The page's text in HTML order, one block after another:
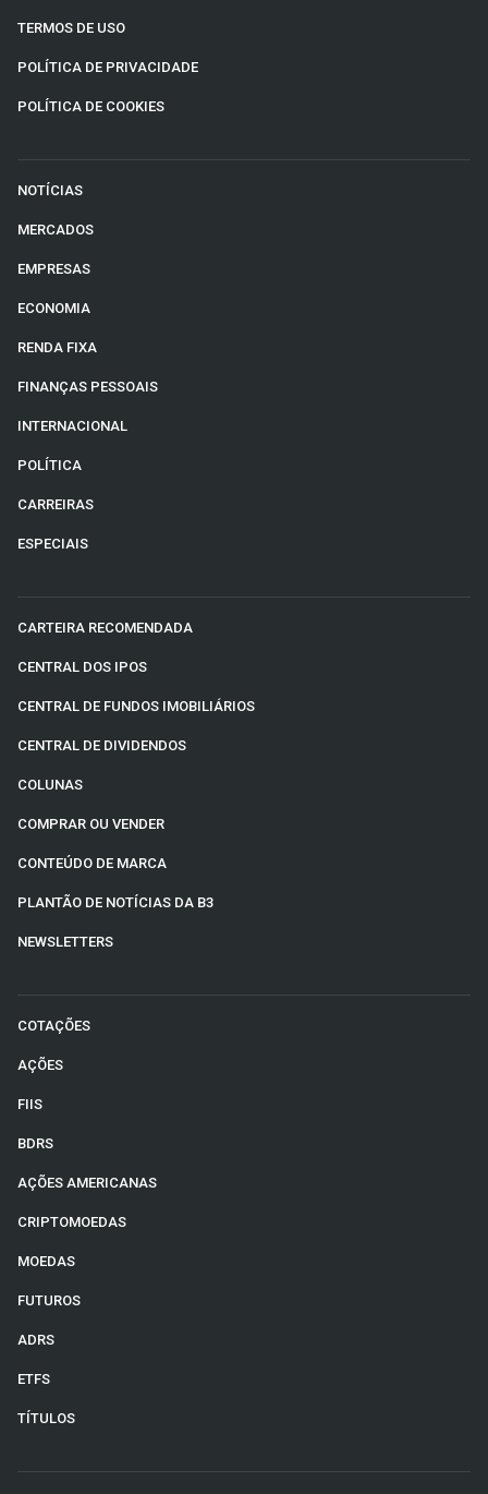
TERMOS DE USO
POLÍTICA DE PRIVACIDADE
POLÍTICA DE COOKIES
NOTÍCIAS
MERCADOS
EMPRESAS
ECONOMIA
RENDA FIXA
FINANÇAS PESSOAIS
INTERNACIONAL
POLÍTICA
CARREIRAS
ESPECIAIS
CARTEIRA RECOMENDADA
CENTRAL DOS IPOS
CENTRAL DE FUNDOS IMOBILIÁRIOS
CENTRAL DE DIVIDENDOS
COLUNAS
COMPRAR OU VENDER
CONTEÚDO DE MARCA
PLANTÃO DE NOTÍCIAS DA B3
NEWSLETTERS
COTAÇÕES
AÇÕES
FIIS
BDRS
AÇÕES AMERICANAS
CRIPTOMOEDAS
MOEDAS
FUTUROS
ADRS
ETFS
TÍTULOS